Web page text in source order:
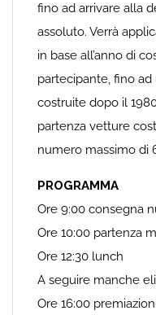
fino ad arrivare alla
assoluto. Verrà
in base all’anno di
partecipante, fino
costruite dopo il
partenza vetture
numero massimo di
PROGRAMMA
Ore 9:00 consegna
Ore 10:00 partenza
Ore 12:30 lunch
A seguire manche
Ore 16:00